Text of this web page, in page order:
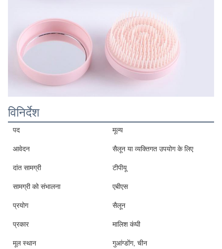
विनिर्देश
पद मूल्य
आवेदन सैलून या व्यक्तिगत उपयोग के लिए
दांत सामग्री टीपीयू
सामग्री को संभालना एबीएस
प्रयोग सैलून
प्रकार मालिश कंघी
मूल स्थान गुआंग्डोंग, चीन